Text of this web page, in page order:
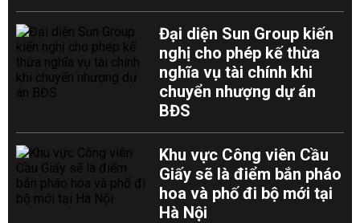
Đại diện Sun Group kiến
nghị cho phép kế thừa
nghĩa vụ tài chính khi
chuyển nhượng dự án
BĐS
Khu vực Công viên Cầu
Giấy sẽ là điểm bắn pháo
hoa và phố đi bộ mới tại
Hà Nội